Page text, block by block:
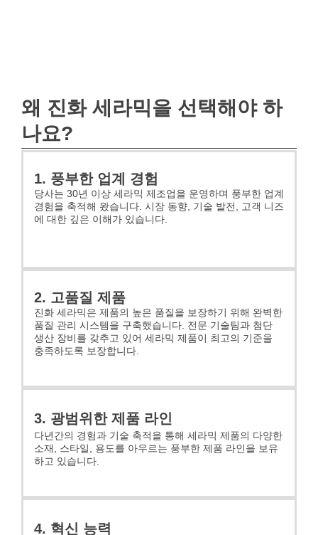
왜 진화 세라믹을 선택해야 하
나요?
1. 풍부한 업계 경험
당사는 30년 이상 세라믹 제조업을 운영하며 풍부한 업계
경험을 축적해 왔습니다. 시장 동향, 기술 발전, 고객 니즈
에 대한 깊은 이해가 있습니다.
2. 고품질 제품
진화 세라믹은 제품의 높은 품질을 보장하기 위해 완벽한
품질 관리 시스템을 구축했습니다. 전문 기술팀과 첨단
생산 장비를 갖추고 있어 세라믹 제품이 최고의 기준을
충족하도록 보장합니다.
3. 광범위한 제품 라인
다년간의 경험과 기술 축적을 통해 세라믹 제품의 다양한
소재, 스타일, 용도를 아우르는 풍부한 제품 라인을 보유
하고 있습니다.
4. 혁신 능력